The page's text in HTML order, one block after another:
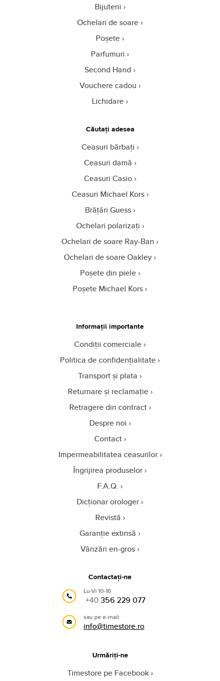
Bijuterii
Ochelari de soare
Poșete
Parfumuri
Second Hand
Vouchere cadou
Lichidare
Căutați adesea
Ceasuri bărbați
Ceasuri damă
Ceasuri Casio
Ceasuri Michael Kors
Brățări Guess
Ochelari polarizați
Ochelari de soare Ray-Ban
Ochelari de soare Oakley
Poșete din piele
Poșete Michael Kors
Informații importante
Condiții comerciale
Politica de confidențialitate
Transport și plata
Returnare și reclamație
Retragere din contract
Despre noi
Contact
Impermeabilitatea ceasurilor
Îngrijirea produselor
F.A.Q.
Dicționar orologer
Revistă
Garanție extinsă
Vânzări en-gros
Contactați-ne
Lu-Vi 10-16
+40 356 229 077
sau pe e-mail:
info@timestore.ro
Urmăriți-ne
Timestore pe Facebook